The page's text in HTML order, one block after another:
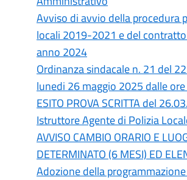
Avviso di avvio della procedura
locali 2019-2021 e del
anno 2024
Ordinanza sindacale n. 21 del
lunedi 26 maggio 2025 dalle
ESITO PROVA SCRITTA del
Istruttore Agente di Polizia
AVVISO CAMBIO ORARIO E
DETERMINATO (6 MESI) ED
Adozione della